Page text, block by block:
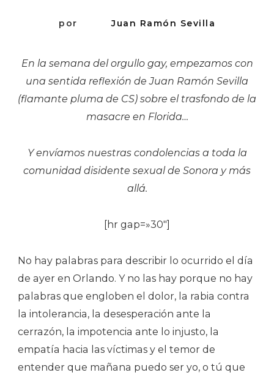
por Juan Ramón Sevilla
En la semana del orgullo gay, empezamos con
una sentida reflexión de Juan Ramón Sevilla
(flamante pluma de CS) sobre el trasfondo de la
masacre en Florida…
Y envíamos nuestras condolencias a toda la
comunidad disidente sexual de Sonora y más
allá.
[hr gap=»30″]
No hay palabras para describir lo ocurrido el día
de ayer en Orlando. Y no las hay porque no hay
palabras que engloben el dolor, la rabia contra
la intolerancia, la desesperación ante la
cerrazón, la impotencia ante lo injusto, la
empatía hacia las víctimas y el temor de
entender que mañana puedo ser yo, o tú que